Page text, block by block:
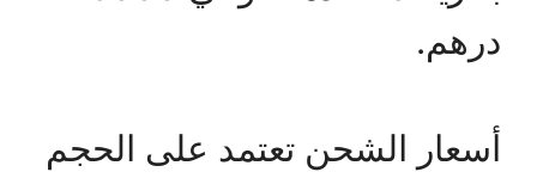
درهم.
أسعار الشحن تعتمد على الحجم